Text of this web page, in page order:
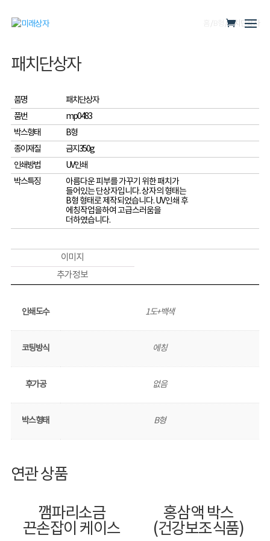
/ / 패치단상자
패치단상자
품명
패치단상자
품번
mp0483
박스형태
B형
종이재질
금지350g
인쇄방법
UV인쇄
박스특징
아름다운 피부를 가꾸기 위한 패치가
들어있는 단상자입니다. 상자의 형태는
B형 형태로 제작되었습니다. UV인쇄 후
에칭작업을하여 고급스러움을
더하였습니다.
이미지
추가 정보
인쇄도수 1도+백색
코팅방식 에칭
후가공 없음
박스형태 B형
연관 상품
깸파리소금
끈손잡이 케이스
홍삼액 박스
(건강보조식품)